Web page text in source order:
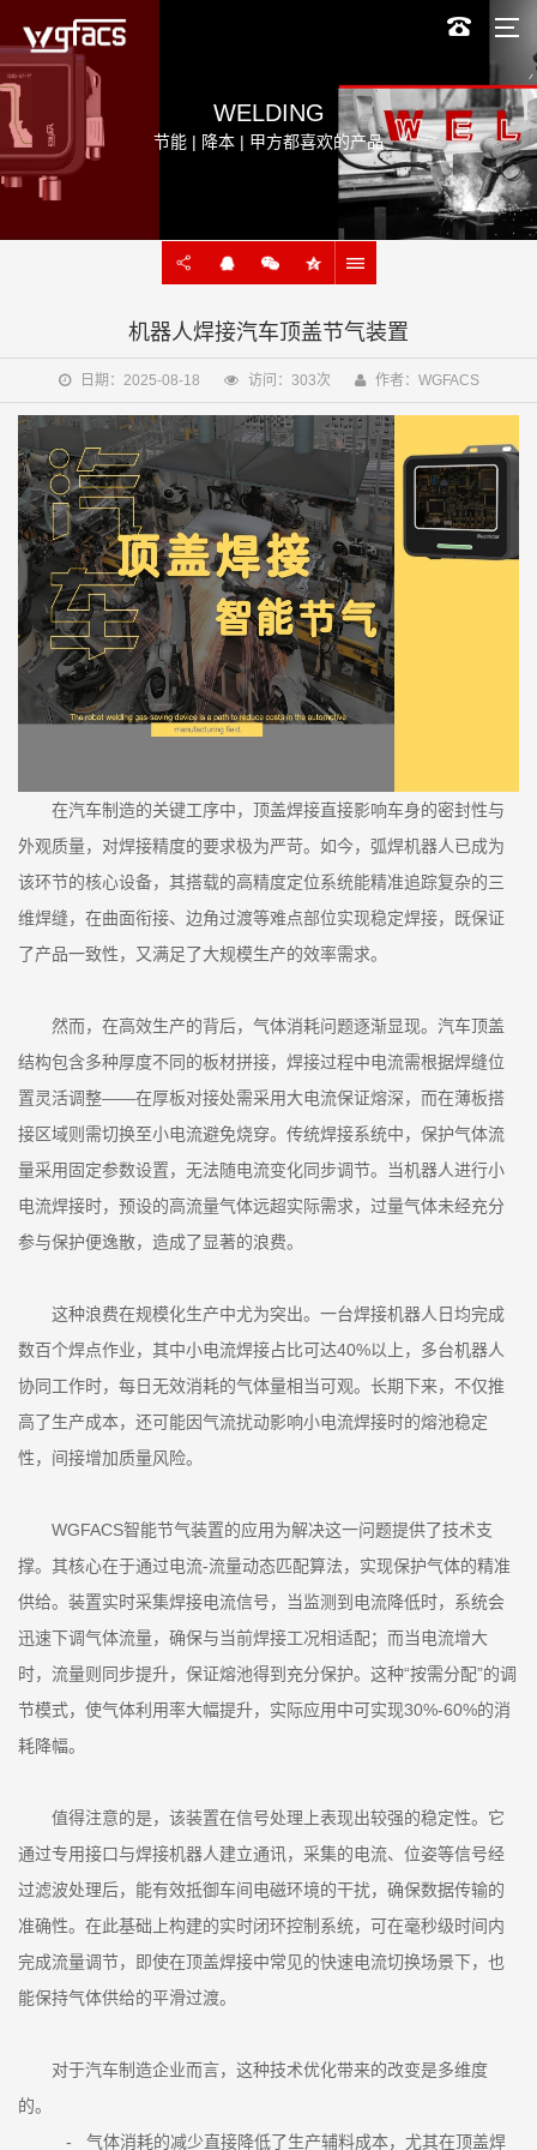
WELDING
节能 | 降本 | 甲方都喜欢的产品
机器人焊接汽车顶盖节气装置
日期：2025-08-18 访问：303次 作者：WGFACS
在汽车制造的关键工序中，顶盖焊接直接影响车身的密封性与
外观质量，对焊接精度的要求极为严苛。如今，弧焊机器人已成为
该环节的核心设备，其搭载的高精度定位系统能精准追踪复杂的三
维焊缝，在曲面衔接、边角过渡等难点部位实现稳定焊接，既保证
了产品一致性，又满足了大规模生产的效率需求。
然而，在高效生产的背后，气体消耗问题逐渐显现。汽车顶盖
结构包含多种厚度不同的板材拼接，焊接过程中电流需根据焊缝位
置灵活调整——在厚板对接处需采用大电流保证熔深，而在薄板搭
接区域则需切换至小电流避免烧穿。传统焊接系统中，保护气体流
量采用固定参数设置，无法随电流变化同步调节。当机器人进行小
电流焊接时，预设的高流量气体远超实际需求，过量气体未经充分
参与保护便逸散，造成了显著的浪费。
这种浪费在规模化生产中尤为突出。一台焊接机器人日均完成
数百个焊点作业，其中小电流焊接占比可达40%以上，多台机器人
协同工作时，每日无效消耗的气体量相当可观。长期下来，不仅推
高了生产成本，还可能因气流扰动影响小电流焊接时的熔池稳定
性，间接增加质量风险。
WGFACS智能节气装置的应用为解决这一问题提供了技术支
撑。其核心在于通过电流-流量动态匹配算法，实现保护气体的精准
供给。装置实时采集焊接电流信号，当监测到电流降低时，系统会
迅速下调气体流量，确保与当前焊接工况相适配；而当电流增大
时，流量则同步提升，保证熔池得到充分保护。这种“按需分配”的调
节模式，使气体利用率大幅提升，实际应用中可实现30%-60%的消
耗降幅。
值得注意的是，该装置在信号处理上表现出较强的稳定性。它
通过专用接口与焊接机器人建立通讯，采集的电流、位姿等信号经
过滤波处理后，能有效抵御车间电磁环境的干扰，确保数据传输的
准确性。在此基础上构建的实时闭环控制系统，可在毫秒级时间内
完成流量调节，即使在顶盖焊接中常见的快速电流切换场景下，也
能保持气体供给的平滑过渡。
对于汽车制造企业而言，这种技术优化带来的改变是多维度
的。
- 气体消耗的减少直接降低了生产辅料成本，尤其在顶盖焊